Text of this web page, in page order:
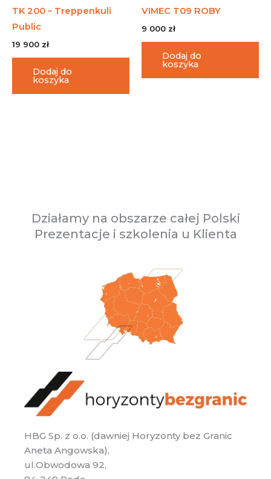
TK 200 – Treppenkuli
Public
19 900 zł
Dodaj do
koszyka
VIMEC T09 ROBY
9 000 zł
Dodaj do
koszyka
Działamy na obszarze całej Polski
Prezentacje i szkolenia u Klienta
HBG Sp. z o.o. (dawniej Horyzonty bez Granic
Aneta Angowska),
ul.Obwodowa 92,